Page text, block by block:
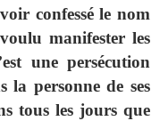
confessé le nom
manifester les
une persécution
la personne de ses
tous les jours que